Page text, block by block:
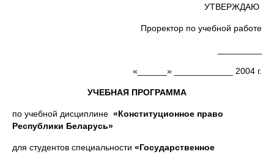
УТВЕРЖДАЮ
Проректор по учебной работе
«______» ____________ 2004 г.
УЧЕБНАЯ ПРОГРАММА
по учебной дисциплине «Конституционное право
Республики Беларусь»
для студентов специальности «Государственное